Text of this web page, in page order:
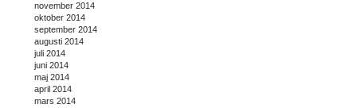
november 2014
oktober 2014
september 2014
augusti 2014
juli 2014
juni 2014
maj 2014
april 2014
mars 2014